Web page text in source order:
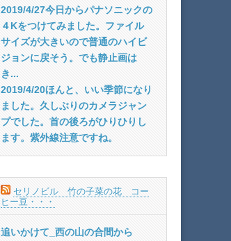
2019/4/27今日からパナソニックの
４Kをつけてみました。ファイル
サイズが大きいので普通のハイビ
ジョンに戻そう。でも静止画は
き...
2019/4/20ほんと、いい季節になり
ました。久しぶりのカメラジャン
プでした。首の後ろがひりひりし
ます。紫外線注意ですね。
セリノビル 竹の子菜の花 コー
ヒー豆・・・
追いかけて_西の山の合間から